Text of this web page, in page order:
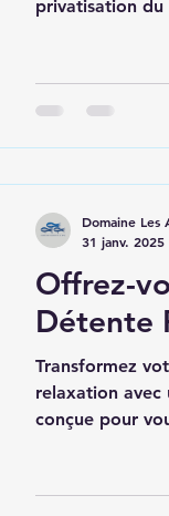
privatisation du
Offrez-
Détente
Transformez
relaxation avec
conçue pour
Domaine Les
31 janv. 2025